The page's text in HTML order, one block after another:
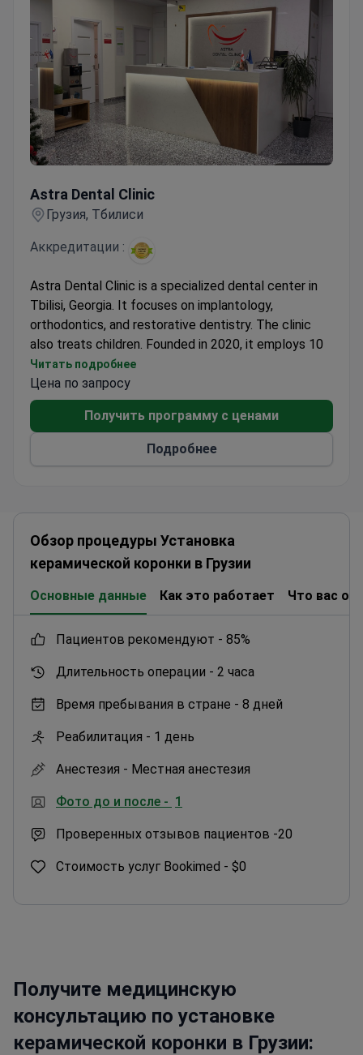
Astra Dental Clinic
Грузия, Тбилиси
Аккредитации :
Astra Dental Clinic is a specialized dental center in
Tbilisi, Georgia. It focuses on implantology,
orthodontics, and restorative dentistry. The clinic
also treats children. Founded in 2020, it employs 10
doctors. The surgical team has placed nearly 50,000
implants since opening. Each year, the clinic treats
over 200 implant patients.
Implant survival rates for Osstem and SGS systems
reach 99.9%. The team uses CT-based 3D planning
and CAD/CAM fabrication for precise restorations.
come from more than 20 countries. Remote
treatment planning is available through online
Читать подробнее
Цена по запросу
Получить программу с ценами
Подробнее
Обзор процедуры Установка
керамической коронки в Грузии
Основные данные Как это работает Что вас
пациентов рекомендуют - 85%
Длительность операции - 2 часа
Время пребывания в стране - 8 дней
Реабилитация - 1 день
Анестезия - Местная анестезия
Фото до и после - 1
Проверенных отзывов пациентов -20
Стоимость услуг Bookimed - $0
Получите медицинскую
консультацию по установке
керамической коронки в Грузии: